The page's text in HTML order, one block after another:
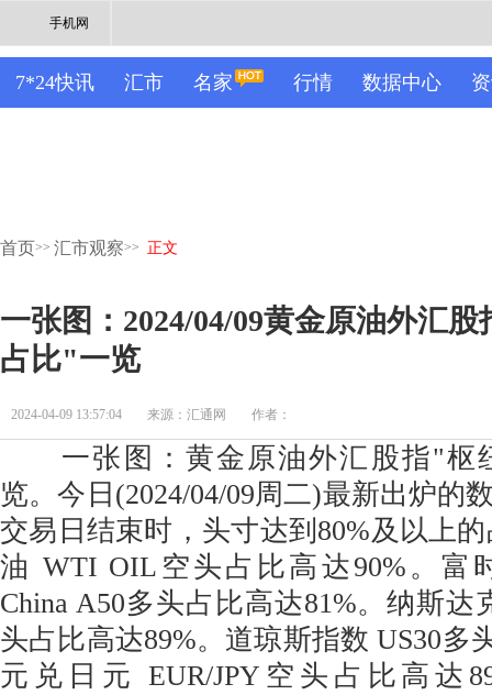
手机网
7*24快讯 汇市 名家 行情 数据中心
首页>> 汇市观察>> 正文
一张图：2024/04/09黄金原油外汇
占比"一览
2024-04-09 13:57:04 来源：汇通网 作者：
一张图：黄金原油外汇股指"枢
览。今日(2024/04/09周二)最新出炉的
交易日结束时，头寸达到80%及以上
油 WTI OIL空头占比高达90%。富
China A50多头占比高达81%。纳斯达
头占比高达89%。道琼斯指数 US30多
元兑日元 EUR/JPY空头占比高达